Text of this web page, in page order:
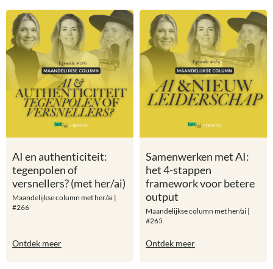
AI en authenticiteit:
tegenpolen of
versnellers? (met her/ai)
Maandelijkse column met her/ai |
#266
Ontdek meer
Samenwerken met AI:
het 4-stappen
framework voor betere
output
Maandelijkse column met her/ai |
#265
Ontdek meer